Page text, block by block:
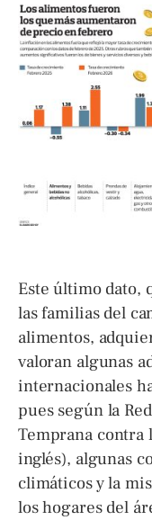
Este último dato,
las familias del
alimentos,
valoran algunas
internacionales
pues según la
Temprana contra
inglés), algunas
climáticos y la
los hogares del